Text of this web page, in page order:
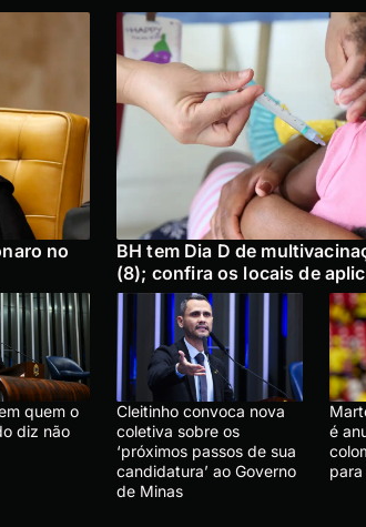
no
BH tem Dia D de
(8); confira os locais de
quem o
diz não
Cleitinho convoca nova
coletiva sobre os
‘próximos passos de sua
candidatura’ ao Governo
de Minas
é